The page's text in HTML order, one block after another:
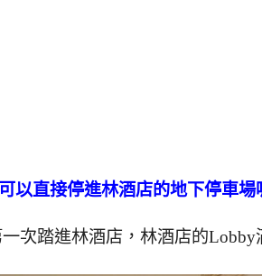
以直接停進林酒店的地下停車
一次踏進林酒店，林酒店的Lobby